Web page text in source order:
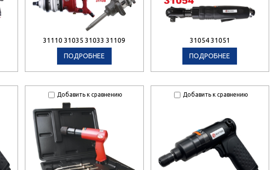
31110 31035 31033 31109
ПОДРОБНЕЕ
31054 31051
ПОДРОБНЕЕ
Добавить к сравнению Добавить к сравнению